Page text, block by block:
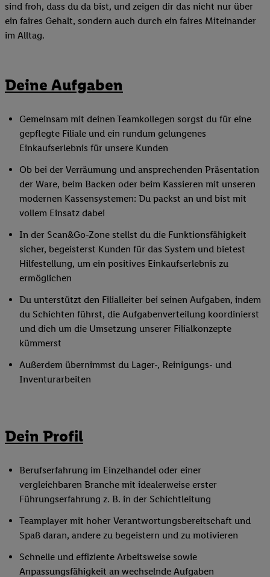
sind froh, dass du da bist, und zeigen dir das nicht nur über
ein faires Gehalt, sondern auch durch ein faires Miteinander
im Alltag.
Deine Aufgaben
Gemeinsam mit deinen Teamkollegen sorgst du für eine
gepflegte Filiale und ein rundum gelungenes
Einkaufserlebnis für unsere Kunden
Ob bei der Verräumung und ansprechenden Präsentation
der Ware, beim Backen oder beim Kassieren mit unseren
modernen Kassensystemen: Du packst an und bist mit
vollem Einsatz dabei
In der Scan&Go-Zone stellst du die Funktionsfähigkeit
sicher, begeisterst Kunden für das System und bietest
Hilfestellung, um ein positives Einkaufserlebnis zu
ermöglichen
Du unterstützt den Filialleiter bei seinen Aufgaben, indem
du Schichten führst, die Aufgabenverteilung koordinierst
und dich um die Umsetzung unserer Filialkonzepte
kümmerst
Außerdem übernimmst du Lager-, Reinigungs- und
Inventurarbeiten
Dein Profil
Berufserfahrung im Einzelhandel oder einer
vergleichbaren Branche mit idealerweise erster
Führungserfahrung z. B. in der Schichtleitung
Teamplayer mit hoher Verantwortungsbereitschaft und
Spaß daran, andere zu begeistern und zu motivieren
Schnelle und effiziente Arbeitsweise sowie
Anpassungsfähigkeit an wechselnde Aufgaben